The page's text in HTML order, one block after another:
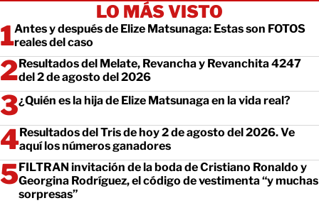
LO MÁS VISTO
Antes y después de Elize Matsunaga: Estas son FOTOS
reales del caso
Resultados del Melate, Revancha y Revanchita 4247
del 2 de agosto del 2026
¿Quién es la hija de Elize Matsunaga en la vida real?
Resultados del Tris de hoy 2 de agosto del 2026. Ve
aquí los números ganadores
FILTRAN invitación de la boda de Cristiano Ronaldo y
Georgina Rodríguez, el código de vestimenta “y muchas
sorpresas”